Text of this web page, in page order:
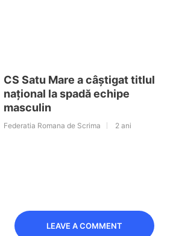
CS Satu Mare a câștigat titlul
național la spadă echipe
masculin
Federatia Romana de Scrima 2 ani
LEAVE A COMMENT